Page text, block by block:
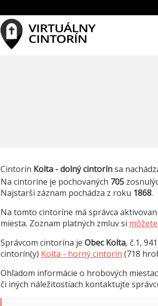
Cintorín Kolta - dolný cintorínsa
Na cintoríne je pochovaných 705
Najstarší záznam pochádza z roku 1868.
Na tomto cintoríne má správca
miesta. Zoznam platných zmluv si
Správcom cintorína je Obec Kolta, č.1,
cintorín(y) Kolta - horný cintorín (718
Ohľadom informácie o hrobových
či iných náležitostiach kontaktujte